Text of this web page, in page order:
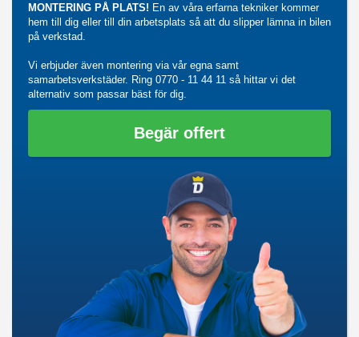
MONTERING PÅ PLATS! En av våra erfarna tekniker kommer
hem till dig eller till din arbetsplats så att du slipper lämna in bilen
på verkstad.
Vi erbjuder även montering via vår egna samt
samarbetsverkstäder. Ring 0770 - 11 44 11 så hittar vi det
alternativ som passar bäst för dig.
Begär offert